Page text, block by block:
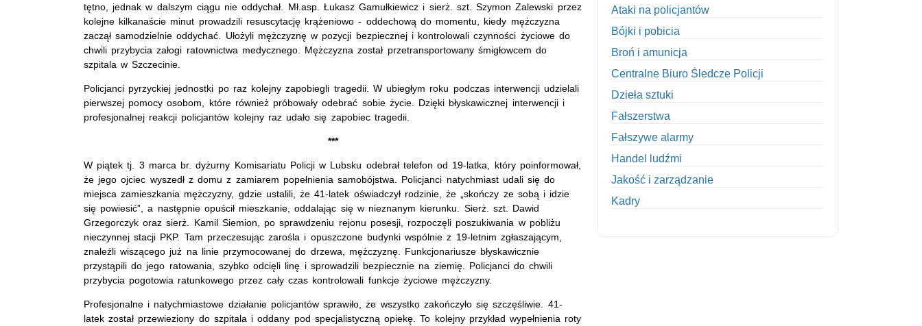
tętno, jednak w dalszym ciągu nie oddychał. Mł.asp. Łukasz Gamułkiewicz i sierż. szt. Szymon Zalewski przez
kolejne kilkanaście minut prowadzili resuscytację krążeniowo - oddechową do momentu, kiedy mężczyzna
zaczął samodzielnie oddychać. Ułożyli mężczyznę w pozycji bezpiecznej i kontrolowali czynności życiowe do
chwili przybycia załogi ratownictwa medycznego. Mężczyzna został przetransportowany śmigłowcem do
szpitala w Szczecinie.
Policjanci pyrzyckiej jednostki po raz kolejny zapobiegli tragedii. W ubiegłym roku podczas interwencji udzielali
pierwszej pomocy osobom, które również próbowały odebrać sobie życie. Dzięki błyskawicznej interwencji i
profesjonalnej reakcji policjantów kolejny raz udało się zapobiec tragedii.
***
W piątek tj. 3 marca br. dyżurny Komisariatu Policji w Lubsku odebrał telefon od 19-latka, który poinformował,
że jego ojciec wyszedł z domu z zamiarem popełnienia samobójstwa. Policjanci natychmiast udali się do
miejsca zamieszkania mężczyzny, gdzie ustalili, że 41-latek oświadczył rodzinie, że „skończy ze sobą i idzie
się powiesić”, a następnie opuścił mieszkanie, oddalając się w nieznanym kierunku. Sierż. szt. Dawid
Grzegorczyk oraz sierż. Kamil Siemion, po sprawdzeniu rejonu posesji, rozpoczęli poszukiwania w pobliżu
nieczynnej stacji PKP. Tam przeczesując zarośla i opuszczone budynki wspólnie z 19-letnim zgłaszającym,
znaleźli wiszącego już na linie przymocowanej do drzewa, mężczyznę. Funkcjonariusze błyskawicznie
przystąpili do jego ratowania, szybko odcięli linę i sprowadzili bezpiecznie na ziemię. Policjanci do chwili
przybycia pogotowia ratunkowego przez cały czas kontrolowali funkcje życiowe mężczyzny.
Profesjonalne i natychmiastowe działanie policjantów sprawiło, że wszystko zakończyło się szczęśliwie. 41-
latek został przewieziony do szpitala i oddany pod specjalistyczną opiekę. To kolejny przykład wypełnienia roty
Ataki na policjantów
Bójki i pobicia
Broń i amunicja
Centralne Biuro Śledcze Policji
Dzieła sztuki
Fałszerstwa
Fałszywe alarmy
Handel ludźmi
Jakość i zarządzanie
Kadry